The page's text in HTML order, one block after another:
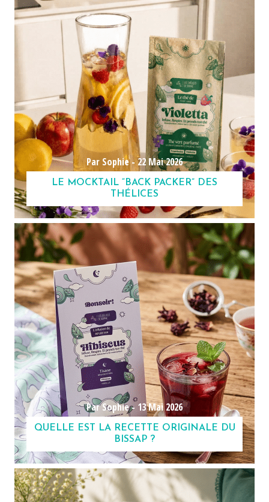
Par Sophie -22 Mai 2026
LE MOCKTAIL “BACK PACKER” DES
THÉLICES
Par Sophie -13 Mai 2026
QUELLE EST LA RECETTE ORIGINALE DU
BISSAP ?